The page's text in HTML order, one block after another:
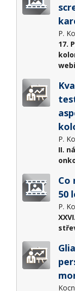
P.
17.
P.
II.
Co
50
P.